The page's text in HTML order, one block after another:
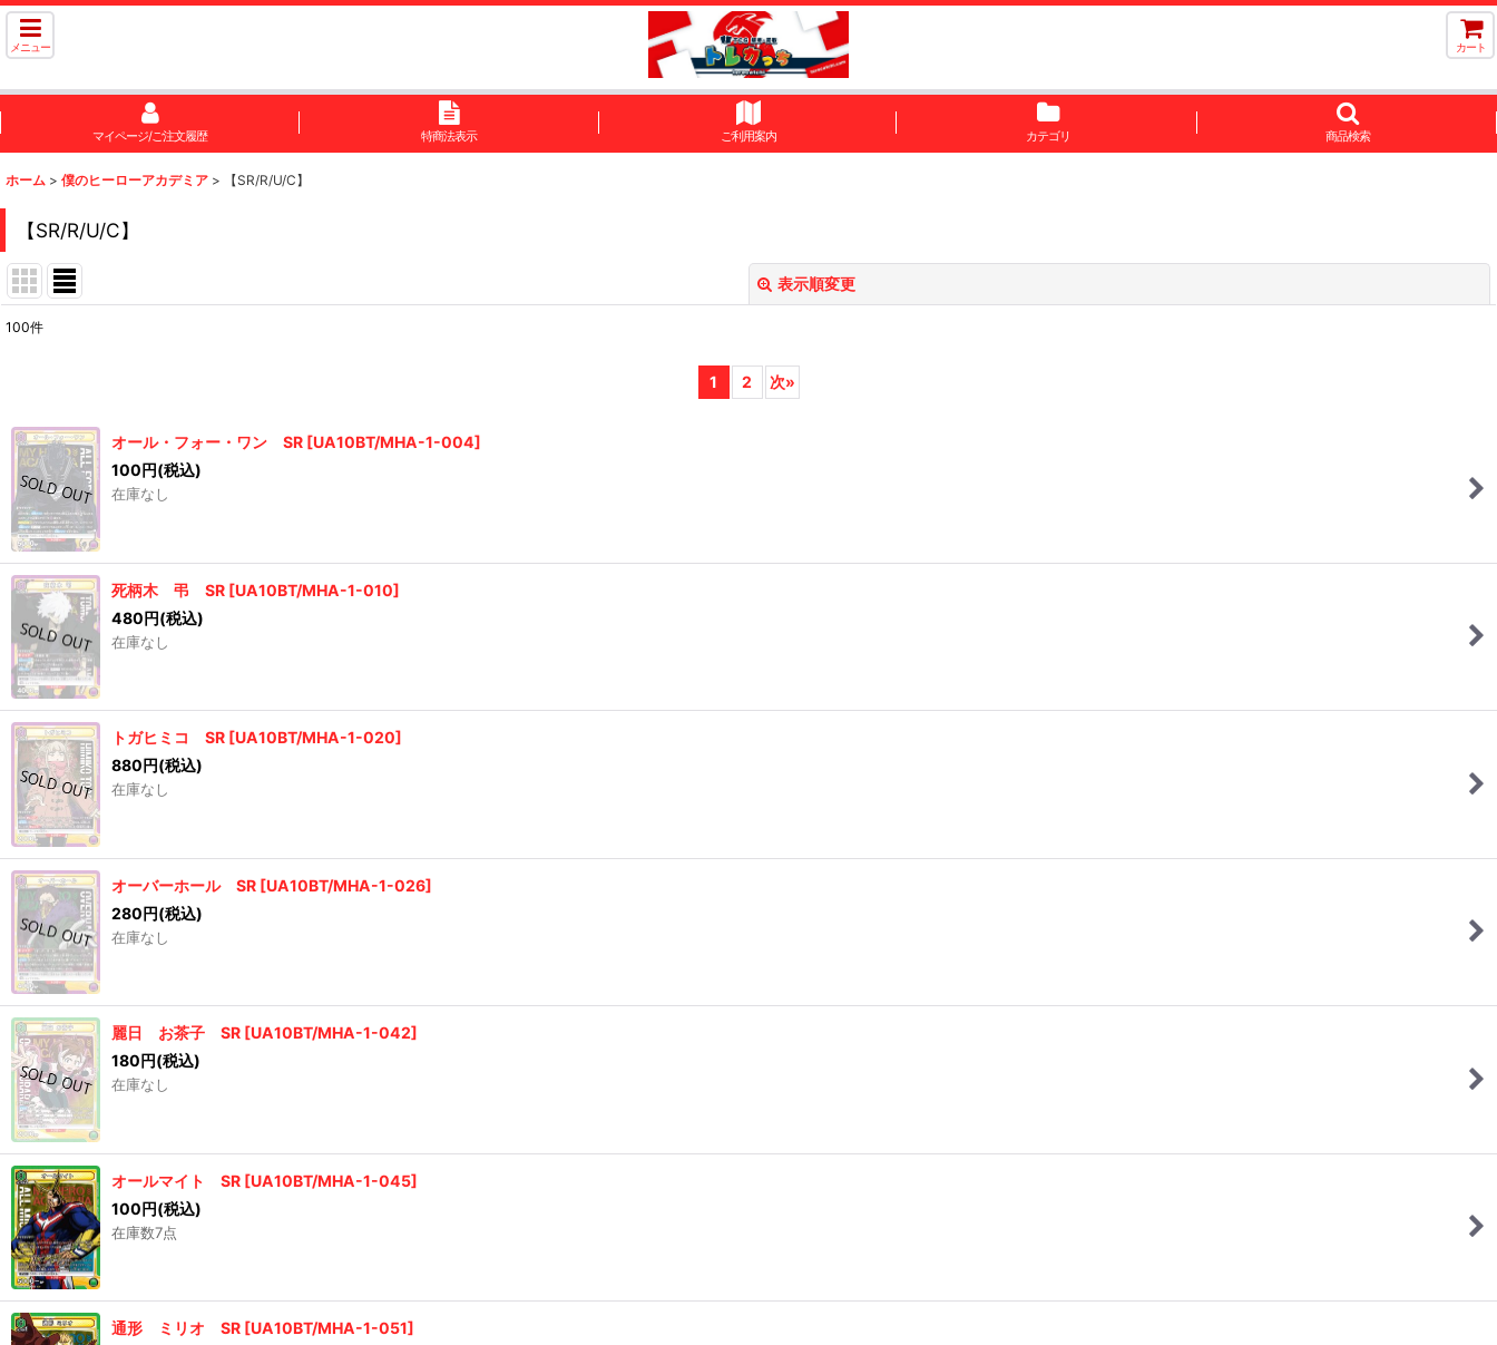
メニュー カート
マイページ/ご注文履歴 特商法表示 ご利用案内 カテゴリ 商品検索
ホーム > 僕のヒーローアカデミア > 【SR/R/U/C】
【SR/R/U/C】
表示順変更
並び順:
100件
1 2 次»
オール・フォー・ワン SR [UA10BT/MHA-1-004]
100円(税込)
在庫なし
死柄木 弔 SR [UA10BT/MHA-1-010]
480円(税込)
在庫なし
トガヒミコ SR [UA10BT/MHA-1-020]
880円(税込)
在庫なし
オーバーホール SR [UA10BT/MHA-1-026]
280円(税込)
在庫なし
麗日 お茶子 SR [UA10BT/MHA-1-042]
180円(税込)
在庫なし
オールマイト SR [UA10BT/MHA-1-045]
100円(税込)
在庫数7点
通形 ミリオ SR [UA10BT/MHA-1-051]